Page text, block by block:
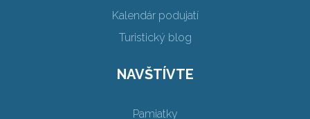
Kalendár podujatí
Turistický blog
NAVŠTÍVTE
Pamiatky